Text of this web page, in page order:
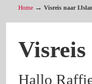
Home → Visreis naar
Hallo